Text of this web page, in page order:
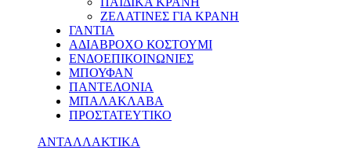
ΖΕΛΑΤΙΝΕΣ ΓΙΑ ΚΡΑΝΗ
ΓΑΝΤΙΑ
ΑΔΙΑΒΡΟΧΟ ΚΟΣΤΟΥΜΙ
ΕΝΔΟΕΠΙΚΟΙΝΩΝΙΕΣ
ΜΠΟΥΦΑΝ
ΠΑΝΤΕΛΟΝΙΑ
ΜΠΑΛΑΚΛΑΒΑ
ΠΡΟΣΤΑΤΕΥΤΙΚΟ
ΑΝΤΑΛΛΑΚΤΙΚΑ